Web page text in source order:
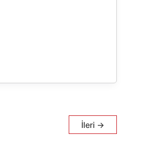
İleri →